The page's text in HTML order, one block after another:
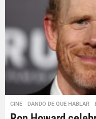
CINE ,DANDO DE QUE HABLAR ,